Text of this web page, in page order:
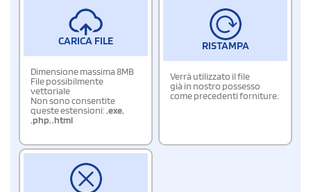
CARICA FILE
Dimensione massima 8MB
File possibilmente
vettoriale
Non sono consentite
queste estensioni:.exe,
.php,.html
RISTAMPA
Verrà utilizzato il file
già in nostro possesso
come precedenti forniture.